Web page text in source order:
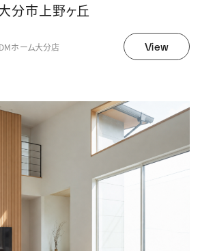
分市上野ヶ丘
ホーム大分店 View